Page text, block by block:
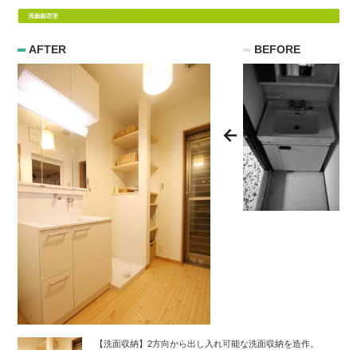
BEFORE
AFTER
【洗面収納】2方向から出し入れ可能な洗面収納を造作。